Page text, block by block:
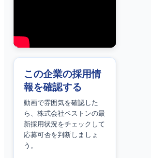
この企業の採用情
報を確認する
動画で雰囲気を確認した
ら、 株式会社ベストンの最
新採用状況をチェックして
応募可否を判断しましょ
う。